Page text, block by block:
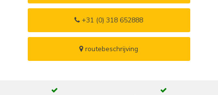
+31 (0) 318 652888
routebeschrijving